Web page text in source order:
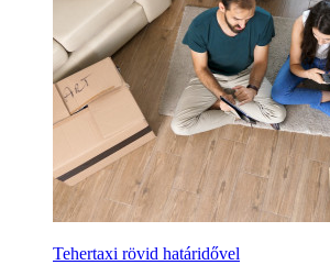
Tehertaxi rövid határidővel